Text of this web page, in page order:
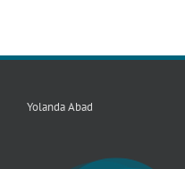
Yolanda Abad